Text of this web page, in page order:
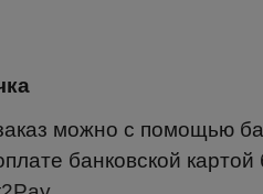
можно с помощью
банковской картой